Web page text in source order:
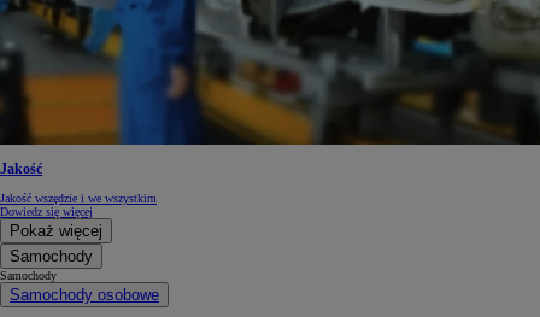
Jakość
Jakość wszędzie i we wszystkim
Dowiedz się więcej
Pokaż więcej
Samochody
Samochody
Samochody osobowe